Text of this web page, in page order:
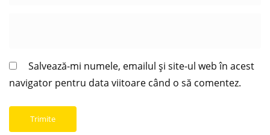
Salvează-mi numele, emailul și site-ul web în acest
navigator pentru data viitoare când o să comentez.